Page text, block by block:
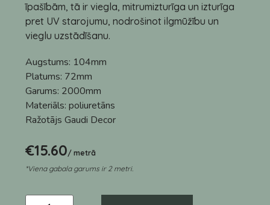
īpašībām, tā ir viegla, mitrumizturīga un izturīga
pret UV starojumu, nodrošinot ilgmūžību un
vieglu uzstādīšanu.
Augstums: 104mm
Platums: 72mm
Garums: 2000mm
Materiāls: poliuretāns
Ražotājs Gaudi Decor
€15.60/ metrā
*Viena gabala garums ir 2 metri.